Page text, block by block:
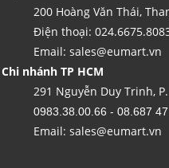
200 Hoàng Văn Thái,
Điện thoại:
Email: sales@eumart.vn
Chi nhánh TP HCM
291 Nguyễn Duy Trinh,
0983.38.00.66 - 08.687
Email: sales@eumart.vn